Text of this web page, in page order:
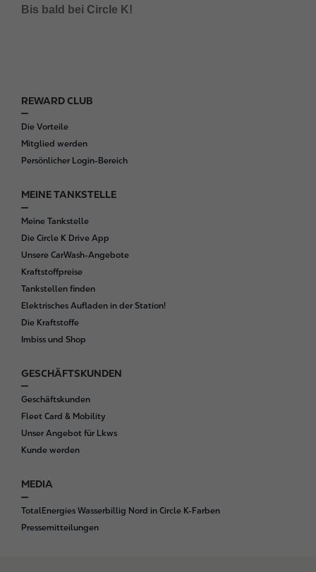
Bis bald bei Circle K!
F
o
o
t
r
REWARD CLUB
Die Vorteile
Mitglied werden
Persönlicher Login-Bereich
MEINE TANKSTELLE
Meine Tankstelle
Die Circle K Drive App
Unsere CarWash-Angebote
Kraftstoffpreise
Tankstellen finden
Elektrisches Aufladen in der Station!
Die Kraftstoffe
Imbiss und Shop
GESCHÄFTSKUNDEN
Geschäftskunden
Fleet Card & Mobility
Unser Angebot für Lkws
Kunde werden
MEDIA
TotalEnergies Wasserbillig Nord in Circle K-Farben
Pressemitteilungen